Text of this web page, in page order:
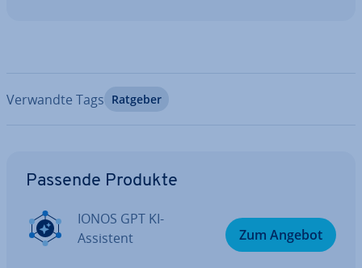
Verwandte Tags Ratgeber
Passende Produkte
IONOS GPT KI-
Assistent
Zum Angebot